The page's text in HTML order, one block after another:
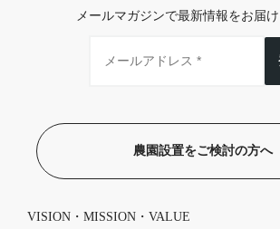
メールマガジンで最新情報をお届け
農園設置をご検討の方へ
VISION・MISSION・VALUE